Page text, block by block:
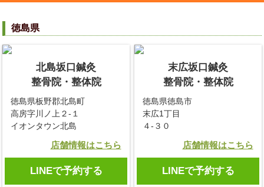
徳島県
北島坂口鍼灸
整骨院・整体院
徳島県板野郡北島町
高房字川ノ上２-１
イオンタウン北島
店舗情報はこちら
LINEで予約する
末広坂口鍼灸
整骨院・整体院
徳島県徳島市
末広1丁目
４-３０
店舗情報はこちら
LINEで予約する